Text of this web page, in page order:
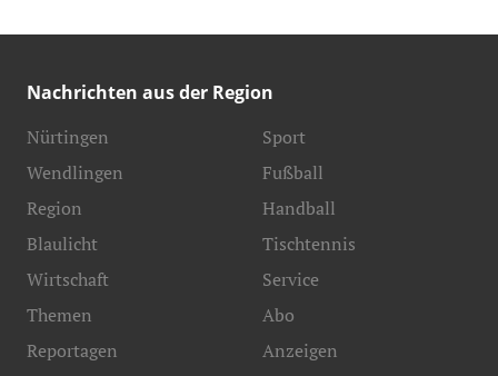
Nachrichten aus der Region
Nürtingen
Wendlingen
Region
Blaulicht
Sport
Fußball
Handball
Tischtennis
Wirtschaft
Themen
Reportagen
Service
Abo
Anzeigen